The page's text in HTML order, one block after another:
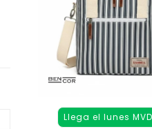
Llega el lunes MVD